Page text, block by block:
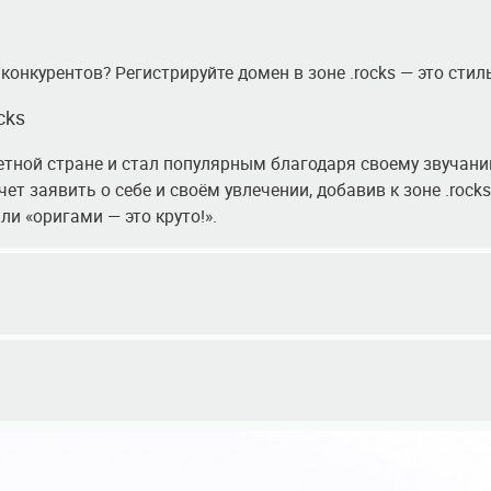
Регистрируйте домен в зоне .rocks — это
стране и стал популярным благодаря своему
заявить о себе и своём увлечении, добавив к зоне
«оригами — это круто!».